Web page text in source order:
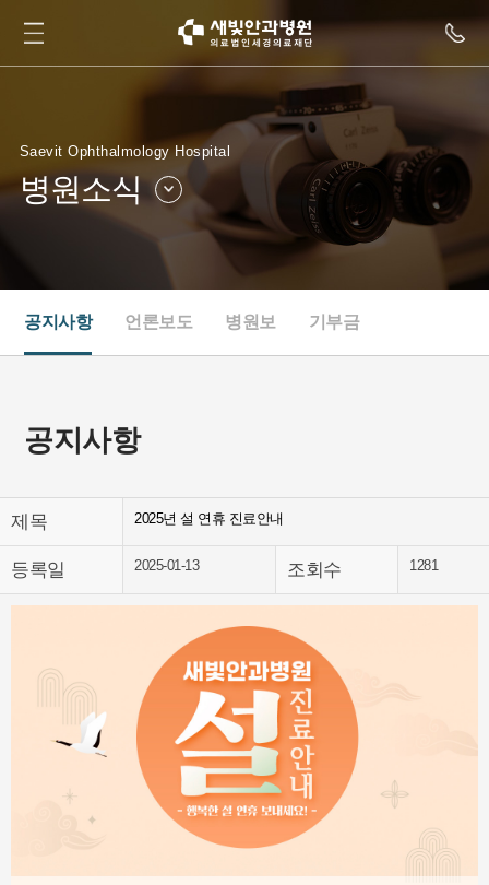
Saevit Ophthalmology Hospital
병원소식
병원소식
새빛TV
인재채용
협력병원
공지사항 언론보도 병원보 기부금
공지사항
제목 2025년 설 연휴 진료안내
등록일 2025-01-13 조회수 1281